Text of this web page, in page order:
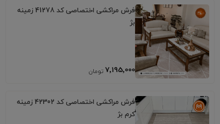
فرش مراکشی اختصاصی کد 41278 زمینه
بژ
7٬195٬000
فرش مراکشی اختصاصی کد 42302 زمینه
کرم بژ